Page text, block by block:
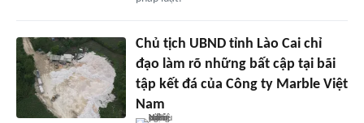
Chủ tịch UBND tỉnh Lào Cai chỉ
đạo làm rõ những bất cập tại bãi
tập kết đá của Công ty Marble Việt
Nam